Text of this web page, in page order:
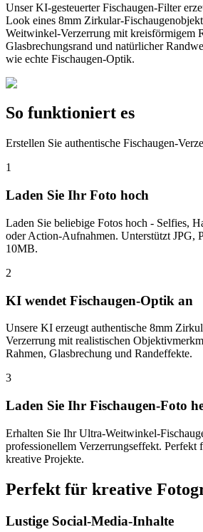
Unser KI-gesteuerter Fischaugen-Filter
Look eines 8mm Zirkular-
Weitwinkel-Verzerrung mit kreisförmigem
Glasbrechungsrand und natürlicher
wie echte Fischaugen-Optik.
So funktioniert es
Erstellen Sie authentische Fischaugen-
1
Laden Sie Ihr Foto hoch
Laden Sie beliebige Fotos hoch - Selfies,
oder Action-Aufnahmen. Unterstützt JPG,
10MB.
2
KI wendet Fischaugen-Optik an
Unsere KI erzeugt authentische 8mm
Verzerrung mit realistischen
Rahmen, Glasbrechung und Randeffekte.
3
Laden Sie Ihr Fischaugen-Foto
Erhalten Sie Ihr Ultra-Weitwinkel-
professionellem Verzerrungseffekt. Perfekt
kreative Projekte.
Perfekt für kreative
Lustige Social-Media-Inhalte